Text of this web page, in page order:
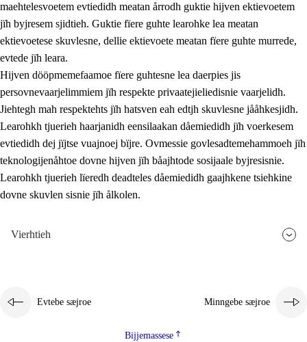
maehtelesvoetem evtiedidh meatan årrodh guktie hijven ektievoetem
jïh byjresem sjidtieh. Guktie fïere guhte learohke lea meatan
ektievoetese skuvlesne, dellie ektievoete meatan fïere guhte murrede,
evtede jïh leara.
Hijven dööpmemefaamoe fïere guhtesne lea daerpies jis
persovnevaarjelimmiem jïh respekte privaatejieliedisnie vaarjelidh.
Jiehtegh mah respektehts jïh hatsven eah edtjh skuvlesne jååhkesjidh.
Learohkh tjuerieh haarjanidh eensilaakan dåemiedidh jïh voerkesem
evtiedidh dej jïjtse vuajnoej bïjre. Ovmessie govlesadtemehammoeh jïh
teknologijenåhtoe dovne hijven jïh båajhtode sosijaale byjresisnie.
Learohkh tjuerieh lïeredh deadteles dåemiedidh gaajhkene tsiehkine
dovne skuvlen sisnie jïh ålkolen.
Vierhtieh
Evtebe sæjroe Minngebe sæjroe
Bijjemassese